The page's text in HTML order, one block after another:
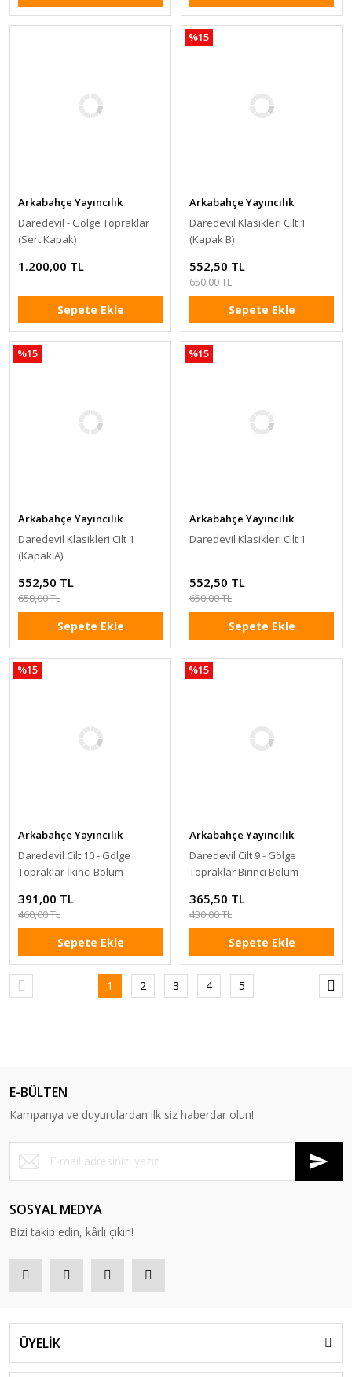
Arkabahçe Yayıncılık
Daredevil - Gölge Topraklar
(Sert Kapak)
1.200,00 TL
Sepete Ekle
%15
Arkabahçe Yayıncılık
Daredevil Klasikleri Cilt 1
(Kapak B)
552,50 TL
650,00 TL
Sepete Ekle
%15
Arkabahçe Yayıncılık
Daredevil Klasikleri Cilt 1
(Kapak A)
552,50 TL
650,00 TL
Sepete Ekle
%15
Arkabahçe Yayıncılık
Daredevil Klasikleri Cilt 1
552,50 TL
650,00 TL
Sepete Ekle
%15
Arkabahçe Yayıncılık
Daredevil Cilt 10 - Gölge
Topraklar İkinci Bölüm
391,00 TL
460,00 TL
Sepete Ekle
%15
Arkabahçe Yayıncılık
Daredevil Cilt 9 - Gölge
Topraklar Birinci Bölüm
365,50 TL
430,00 TL
Sepete Ekle
1 2 3 4 5
E-BÜLTEN
Kampanya ve duyurulardan ilk siz haberdar olun!
SOSYAL MEDYA
Bizi takip edin, kârlı çıkın!
ÜYELİK